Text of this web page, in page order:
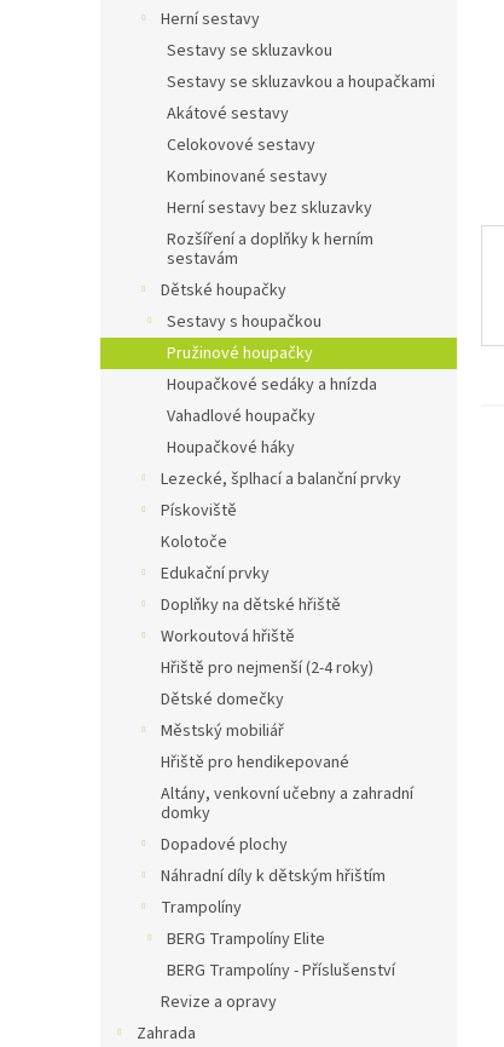
Herní sestavy
Sestavy se skluzavkou
Sestavy se skluzavkou a houpačkami
Akátové sestavy
Celokovové sestavy
Kombinované sestavy
Herní sestavy bez skluzavky
Rozšíření a doplňky k herním
sestavám
Dětské houpačky
Sestavy s houpačkou
Pružinové houpačky
Houpačkové sedáky a hnízda
Vahadlové houpačky
Houpačkové háky
Lezecké, šplhací a balanční prvky
Pískoviště
Kolotoče
Edukační prvky
Doplňky na dětské hřiště
Workoutová hřiště
Hřiště pro nejmenší (2-4 roky)
Dětské domečky
Městský mobiliář
Hřiště pro hendikepované
Altány, venkovní učebny a zahradní
domky
Dopadové plochy
Náhradní díly k dětským hřištím
Trampolíny
BERG Trampolíny Elite
BERG Trampolíny - Příslušenství
Revize a opravy
Zahrada